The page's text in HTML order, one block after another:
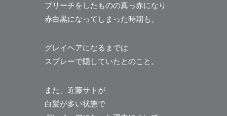
ブリーチをしたものの真っ赤になり
赤白黒になってしまった時期も。
グレイヘアになるまでは
スプレーで隠していたとのこと。
また、近藤サトが
白髪が多い状態で